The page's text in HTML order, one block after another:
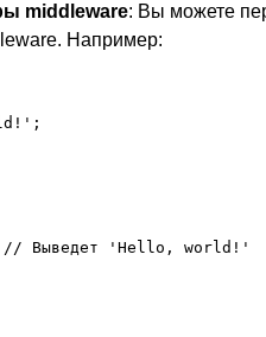
middleware: Вы можете
Например:
Выведет 'Hello, world!'